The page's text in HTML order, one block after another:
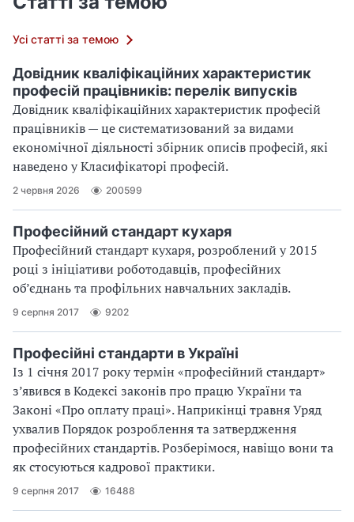
Усі статті за темою
Довідник кваліфікаційних характеристик
професій працівників: перелік випусків
Довідник кваліфікаційних характеристик професій
працівників — це систематизований за видами
економічної діяльності збірник описів професій, які
наведено у Класифікаторі професій.
2 червня 2026 200599
Професійний стандарт кухаря
Професійний стандарт кухаря, розроблений у 2015
році з ініціативи роботодавців, професійних
об’єднань та профільних навчальних закладів.
9 серпня 2017 9202
Професійні стандарти в Україні
Із 1 січня 2017 року термін «професійний стандарт»
з’явився в Кодексі законів про працю України та
Законі «Про оплату праці». Наприкінці травня Уряд
ухвалив Порядок розроблення та затвердження
професійних стандартів. Розберімося, навіщо вони та
як стосуються кадрової практики.
9 серпня 2017 16488